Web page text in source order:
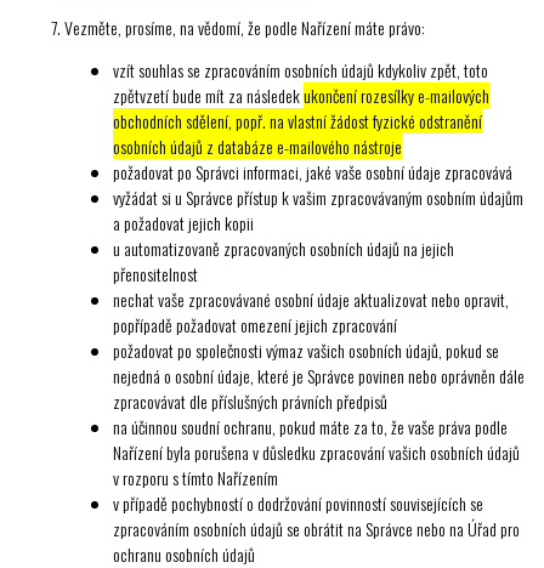
Vezměte, prosíme, na vědomí, že podle Nařízení máte právo:
vzít souhlas se zpracováním osobních údajů kdykoliv zpět, toto
zpětvzetí bude mít za následekukončení rozesílky e-mailových
obchodních sdělení, popř. na vlastní žádost fyzické odstranění
osobních údajů z databáze e-mailového nástroje
požadovat po Správci informaci, jaké vaše osobní údaje zpracovává
vyžádat si u Správce přístup k vašim zpracovávaným osobním údajům
a požadovat jejich kopii
u automatizovaně zpracovaných osobních údajů na jejich
přenositelnost
nechat vaše zpracovávané osobní údaje aktualizovat nebo opravit,
popřípadě požadovat omezení jejich zpracování
požadovat po společnosti výmaz vašich osobních údajů, pokud se
nejedná o osobní údaje, které je Správce povinen nebo oprávněn dále
zpracovávat dle příslušných právních předpisů
na účinnou soudní ochranu, pokud máte za to, že vaše práva podle
Nařízení byla porušena v důsledku zpracování vašich osobních údajů
v rozporu s tímto Nařízením
v případě pochybností o dodržování povinností souvisejících se
zpracováním osobních údajů se obrátit na Správce nebo na Úřad pro
ochranu osobních údajů